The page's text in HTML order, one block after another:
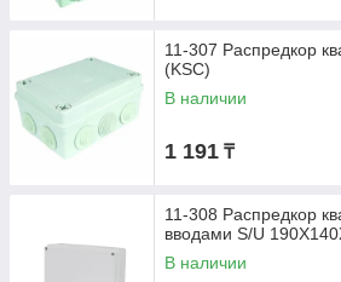
11-307 Распредкор
(KSC)
В наличии
1 191 ₸
11-308 Распредкор
вводами S/U
В наличии